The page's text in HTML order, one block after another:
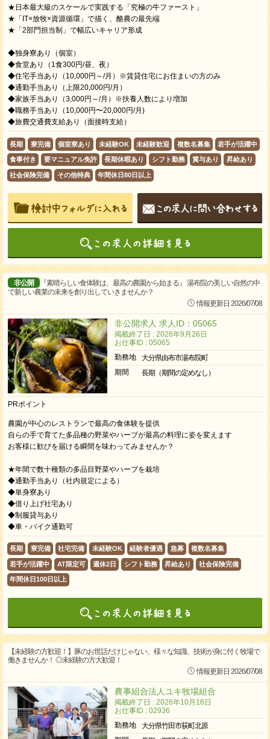
★日本最大級のスケールで実践する「究極の牛ファースト」
★「IT×放牧×資源循環」で描く、酪農の最先端
★「2部門担当制」で幅広いキャリア形成
◆独身寮あり（個室）
◆食堂あり（1食300円/昼、夜）
◆住宅手当あり（10,000円～/月）※賃貸住宅にお住まいの方のみ
◆通勤手当あり（上限20,000円/月）
◆家族手当あり（3,000円～/月）※扶養人数により増加
◆職務手当あり（10,000円〜20,000円/月)
◆旅費交通費支給あり（面接時支給）
長期 寮完備 個室寮あり 未経験OK 未経験歓迎 複数名募集 若手が活躍中
食事付き 要マニュアル免許 長期休暇あり シフト勤務 賞与あり 昇給あり
社会保険完備 その他特典 年間休日80日以上
非公開
『素晴らしい食体験は、最高の農園から始まる』 湯布院の美しい自然の中
で新しい農業の未来を創り出していきませんか？
情報更新日 2026/07/08
非公開求人 求人ID：05065
掲載終了日 : 2026年9月26日
お仕事ID : 05065
勤務地
大分県由布市湯布院町
期間
長期（期間の定めなし）
PRポイント
農園が中心のレストランで最高の食体験を提供
自らの手で育てた多品種の野菜やハーブが最高の料理に姿を変えます
お客様に歓びを届ける瞬間を味わってみませんか？
★年間で数十種類の多品目野菜やハーブを栽培
◆通勤手当あり（社内規定による）
◆単身寮あり
◆借り上げ社宅あり
◆制服貸与あり
◆車・バイク通勤可
長期 寮完備 社宅完備 未経験OK 経験者優遇 急募 複数名募集
若手が活躍中 AT限定可 週休2日 シフト勤務 昇給あり 社会保険完備
年間休日100日以上
【未経験の方歓迎！】豚のお世話だけじゃない、様々な知識、技術が身に付く牧場で
働きませんか！ ◎未経験の方大歓迎！
情報更新日 2026/07/08
農事組合法人ユキ牧場組合
掲載終了日 : 2026年10月16日
お仕事ID : 02936
勤務地
大分県竹田市荻町北原